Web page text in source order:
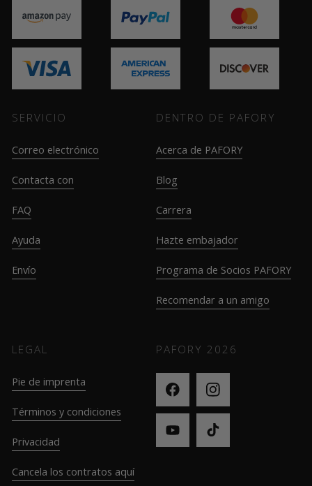
SERVICIO
Correo electrónico
Contacta con
FAQ
Ayuda
Envío
DENTRO DE PAFORY
Acerca de PAFORY
Blog
Carrera
Hazte embajador
Programa de Socios PAFORY
Recomendar a un amigo
LEGAL
Pie de imprenta
Términos y condiciones
Privacidad
Cancela los contratos aquí
PAFORY 2026